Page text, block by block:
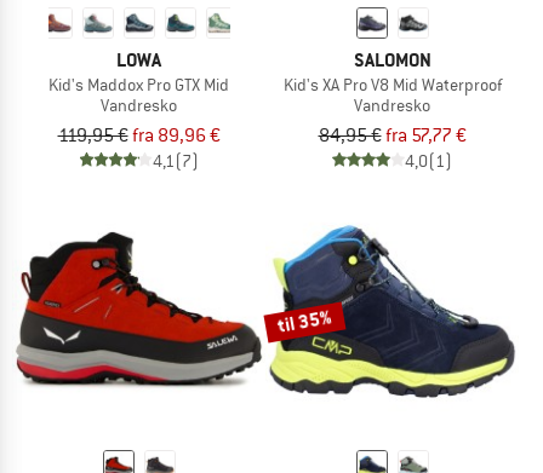
LOWA
Kid's Maddox Pro GTX Mid
Vandresko
119,95 €fra 89,96 €
4,1 (7)
SALOMON
Kid's XA Pro V8 Mid Waterproof
Vandresko
84,95 €fra 57,77 €
4,0(1)
til 35%